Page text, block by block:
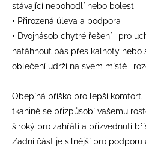
stávající nepohodlí nebo bolest
• Přirozená úleva a podpora
• Dvojnásob chytré řešení i pro
natáhnout pás přes kalhoty nebo
oblečení udrží na svém místě i
Obepíná bříško pro lepší komfort.
tkanině se přizpůsobí vašemu
široký pro zahřátí a přizvednutí
Zadní část je silnější pro podporu